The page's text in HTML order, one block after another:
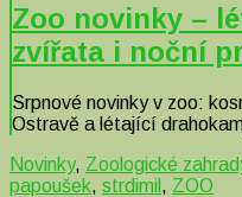
Zoo novinky –
zvířata i noční
Srpnové novinky v zoo:
Ostravě a létající
Novinky, Zoologické
papoušek, strdimil , ZOO